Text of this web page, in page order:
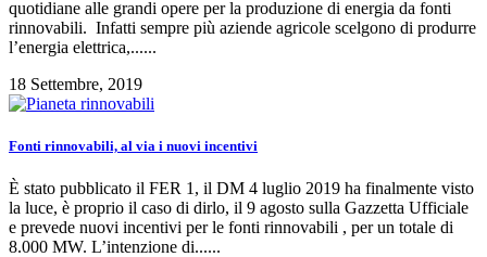
quotidiane alle grandi opere per la produzione di energia da fonti
rinnovabili. Infatti sempre più aziende agricole scelgono di produrre
l’energia elettrica,......
18 Settembre, 2019
Fonti rinnovabili, al via i nuovi incentivi
È stato pubblicato il FER 1, il DM 4 luglio 2019 ha finalmente visto
la luce, è proprio il caso di dirlo, il 9 agosto sulla Gazzetta Ufficiale
e prevede nuovi incentivi per le fonti rinnovabili , per un totale di
8.000 MW. L’intenzione di......